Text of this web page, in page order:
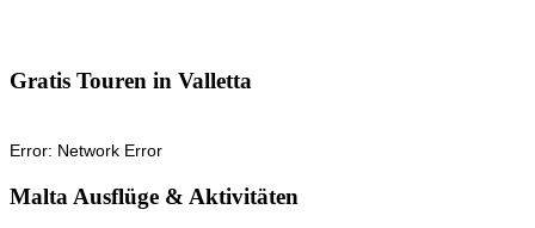
Gratis Touren in Valletta
Malta Ausflüge & Aktivitäten